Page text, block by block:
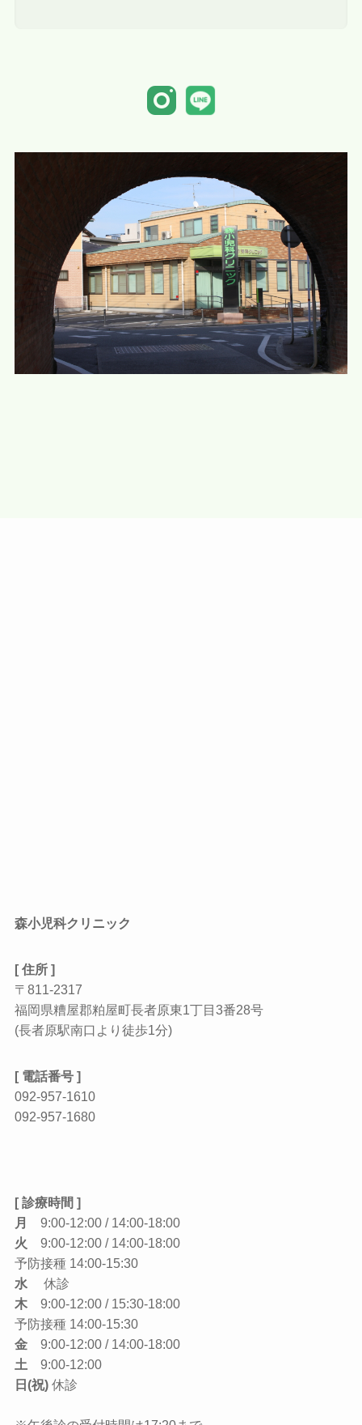
森小児科クリニック
[ 住所 ]
〒811-2317
福岡県糟屋郡粕屋町長者原東1丁目3番28号
(長者原駅南口より徒歩1分)
[ 電話番号 ]
092-957-1610
092-957-1680
[ 診療時間 ]
月
9:00-12:00 / 14:00-18:00
火 9:00-12:00 / 14:00-18:00
予防接種 14:00-15:30
水休診
木9:00-12:00 / 15:30-18:00
予防接種 14:00-15:30
金9:00-12:00 / 14:00-18:00
土 9:00-12:00
日(祝)休診